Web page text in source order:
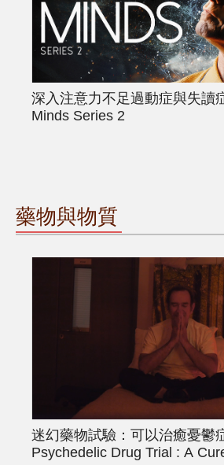
深入注意力不足過動症與失讀
Minds Series 2
藥物與物質
迷幻藥物試驗：可以治癒憂鬱
Psychedelic Drug Trial : A